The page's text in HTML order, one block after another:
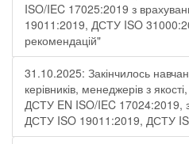
ISO/IEC 17025:2019 з
19011:2019, ДСТУ ISO
рекомендацій"
31.10.2025: Закінчилось
керівників, менеджерів з
ДСТУ EN ISO/IEC 17024:2019,
ДСТУ ISO 19011:2019, ДСТУ